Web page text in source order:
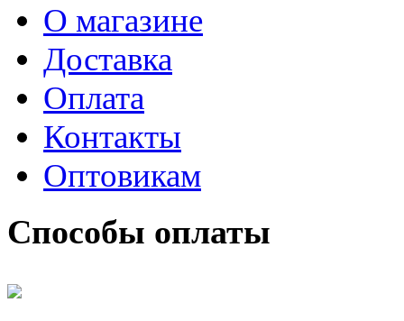
О магазине
Доставка
Оплата
Контакты
Оптовикам
Способы оплаты